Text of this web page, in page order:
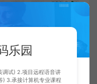
乐园
调试) 2.项目远程语音讲
) 3.承接计算机专业课程